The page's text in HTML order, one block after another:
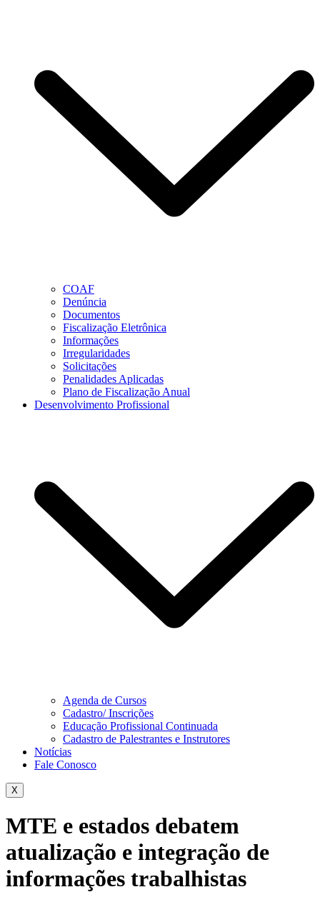
COAF
Denúncia
Documentos
Fiscalização Eletrônica
Informações
Irregularidades
Solicitações
Penalidades Aplicadas
Plano de Fiscalização Anual
Desenvolvimento Profissional
Agenda de Cursos
Cadastro/ Inscrições
Educação Profissional Continuada
Cadastro de Palestrantes e Instrutores
Notícias
Fale Conosco
X
MTE e estados debatem
atualização e integração de
informações trabalhistas